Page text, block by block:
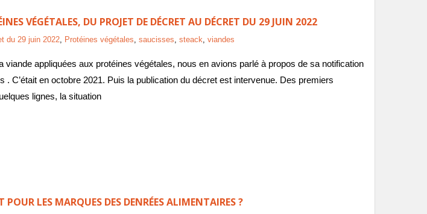
VÉGÉTALES, DU PROJET DE DÉCRET AU DÉCRET DU 29 JUIN 2022
du 29 juin 2022, Protéines végétales, saucisses, steack, viandes
viande appliquées aux protéines végétales, nous en avions parlé à propos de sa notification
C’était en octobre 2021. Puis la publication du décret est intervenue. Des premiers
lignes, la situation
LES MARQUES DES DENRÉES ALIMENTAIRES ?